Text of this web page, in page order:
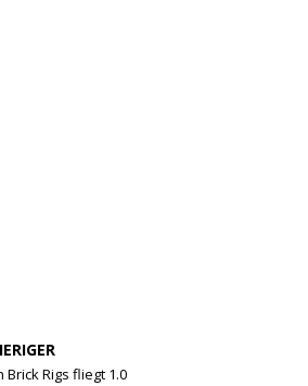
Brick Rigs fliegt 1.0